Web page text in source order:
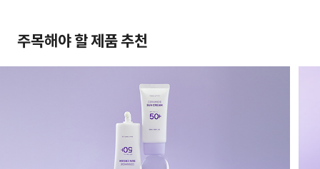
주목해야 할 제품 추천